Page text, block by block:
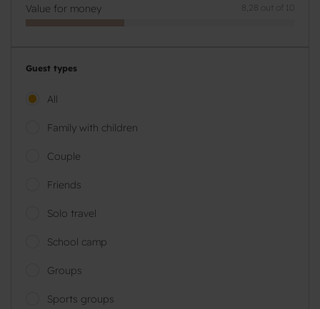
Value for money 8,28 out of 10
Guest types
All
Family with children
Couple
Friends
Solo travel
School camp
Groups
Sports groups